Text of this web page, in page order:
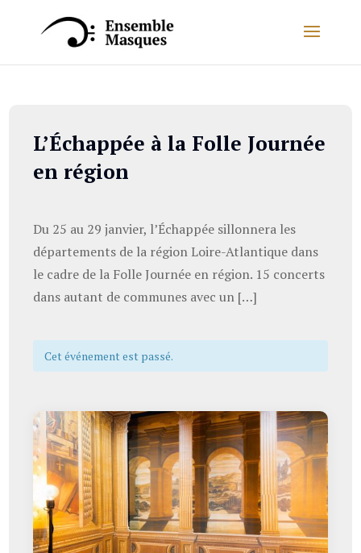
L’Échappée à la Folle Journée
en région
Du 25 au 29 janvier, l’Échappée sillonnera les
départements de la région Loire-Atlantique dans
le cadre de la Folle Journée en région. 15 concerts
dans autant de communes avec un […]
Cet événement est passé.